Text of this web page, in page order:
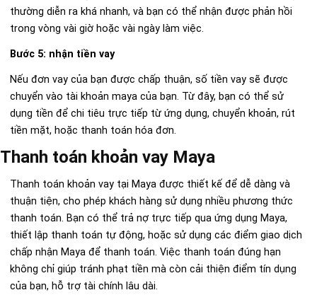
thường diễn ra khá nhanh, và bạn có thể nhận được phản hồi
trong vòng vài giờ hoặc vài ngày làm việc.
Bước 5: nhận tiền vay
Nếu đơn vay của bạn được chấp thuận, số tiền vay sẽ được
chuyển vào tài khoản maya của bạn. Từ đây, bạn có thể sử
dụng tiền để chi tiêu trực tiếp từ ứng dụng, chuyển khoản, rút
tiền mặt, hoặc thanh toán hóa đơn.
Thanh toán khoản vay Maya
Thanh toán khoản vay tại Maya được thiết kế để dễ dàng và
thuận tiện, cho phép khách hàng sử dụng nhiều phương thức
thanh toán. Bạn có thể trả nợ trực tiếp qua ứng dụng Maya,
thiết lập thanh toán tự động, hoặc sử dụng các điểm giao dịch
chấp nhận Maya để thanh toán. Việc thanh toán đúng hạn
không chỉ giúp tránh phạt tiền mà còn cải thiện điểm tín dụng
của bạn, hỗ trợ tài chính lâu dài.